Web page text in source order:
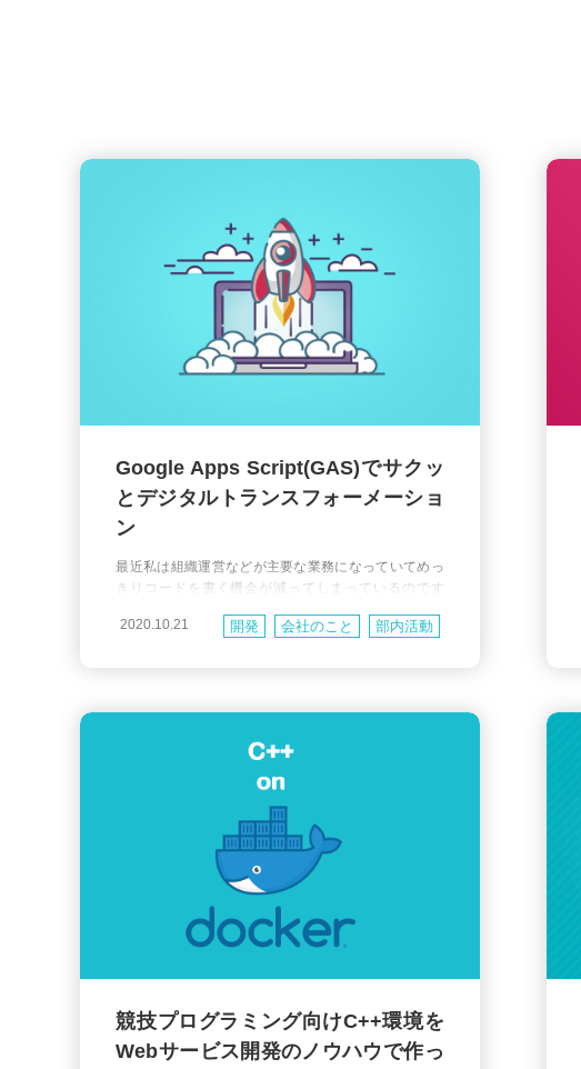
Google Apps Script(GAS)でサクッ
とデジタルトランスフォーメーショ
ン
最近私は組織運営などが主要な業務になっていてめっ
きりコードを書く機会が減ってしまっているのです
コードを無性に書きたくなったりします。 いきなり話
撮った旅行の写真が消えたんだけど～」とか『ITやっ
2020.10.21 開発 会社のこと 部内活動
競技プログラミング向けC++環境を
Webサービス開発のノウハウで作っ